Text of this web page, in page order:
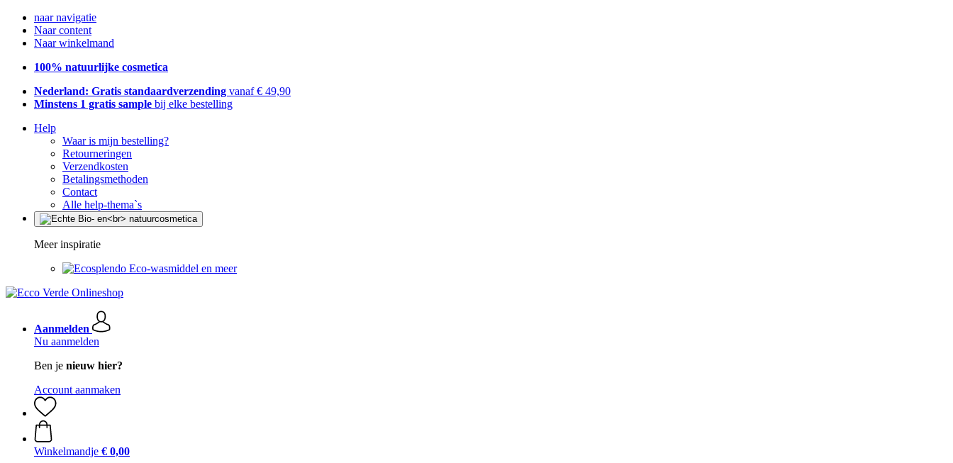
naar navigatie
Naar content
Naar winkelmand
100% natuurlijke cosmetica
Nederland: Gratis standaardverzending vanaf € 49,90
Minstens 1 gratis sample bij elke bestelling
Help
Waar is mijn bestelling?
Retourneringen
Verzendkosten
Betalingsmethoden
Contact
Alle help-thema`s
Meer inspiratie
Eco-wasmiddel en meer
Aanmelden
Nu aanmelden
Ben je nieuw hier?
Account aanmaken
Winkelmandje € 0,00